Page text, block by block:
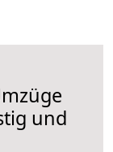
und